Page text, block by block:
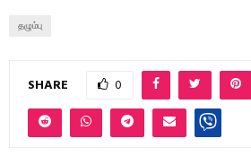
தழும்பு
SHARE 0